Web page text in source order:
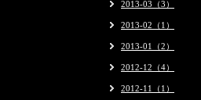
2013-03（3）
2013-02（1）
2013-01（2）
2012-12（4）
2012-11（1）